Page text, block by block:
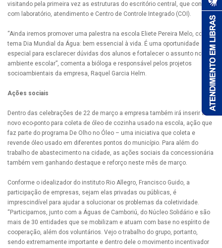
visitando pela primeira vez as estruturas do escritório central, que conta
com laboratório, atendimento e Centro de Controle Integrado (COI).
“Ainda iremos promover uma palestra na escola Eliete Pereira Melo, com o
tema Dia Mundial da Água: bem essencial à vida. É uma oportunidade
especial para esclarecer dúvidas dos alunos e fortalecer o assunto no
ambiente escolar”, comenta a bióloga e responsável pelos projetos
socioambientais da empresa, Raquel Garcia Helm.
Ações sociais
Dentro das celebrações de 22 de março a empresa também irá inserir um
novo eco-ponto para coleta de óleo de cozinha usado na escola, ação que
faz parte do programa De Olho no Óleo – uma iniciativa que coleta e
revende óleo usado em diferentes pontos do município. Para além do
trabalho de abastecimento na cidade, as ações sociais da concessionária
também vem ganhando destaque e reforço neste mês de março.
Conforme o idealizador do instituto Rio Allegro, Francisco Guido, a
participação de empresas, sejam elas privadas ou públicas, é
imprescindível para ajudar a solucionar os problemas da coletividade.
“Participamos, junto com a Águas de Camboriú, do Núcleo Solidário e são
mais de 30 entidades que se mobilizam e atuam com base no espírito de
cooperação, além dos voluntários. Vejo o trabalho do grupo, portanto,
sendo extremamente importante e dentro dele o movimento incentivador